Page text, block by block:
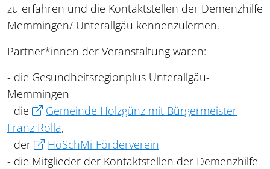
zu erfahren und die Kontaktstellen der Demenzhilfe
Memmingen/ Unterallgäu kennenzulernen.
Partner*innen der Veranstaltung waren:
- die Gesundheitsregionplus Unterallgäu-
Memmingen
- die
Gemeinde Holzgünz mit Bürgermeister
Franz Rolla,
- der
HoSchMi-Förderverein
- die Mitglieder der Kontaktstellen der Demenzhilfe